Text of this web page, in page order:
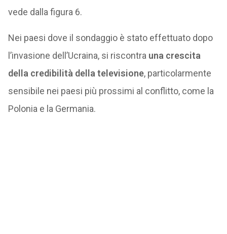
vede dalla figura 6.
Nei paesi dove il sondaggio è stato effettuato dopo
l’invasione dell’Ucraina, si riscontra una crescita
della credibilità della televisione, particolarmente
sensibile nei paesi più prossimi al conflitto, come la
Polonia e la Germania.